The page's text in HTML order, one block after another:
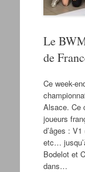
Le
de
Ce week-
Alsace. Ce
joueurs
d’âges :
etc…
Bodelot et
dans…